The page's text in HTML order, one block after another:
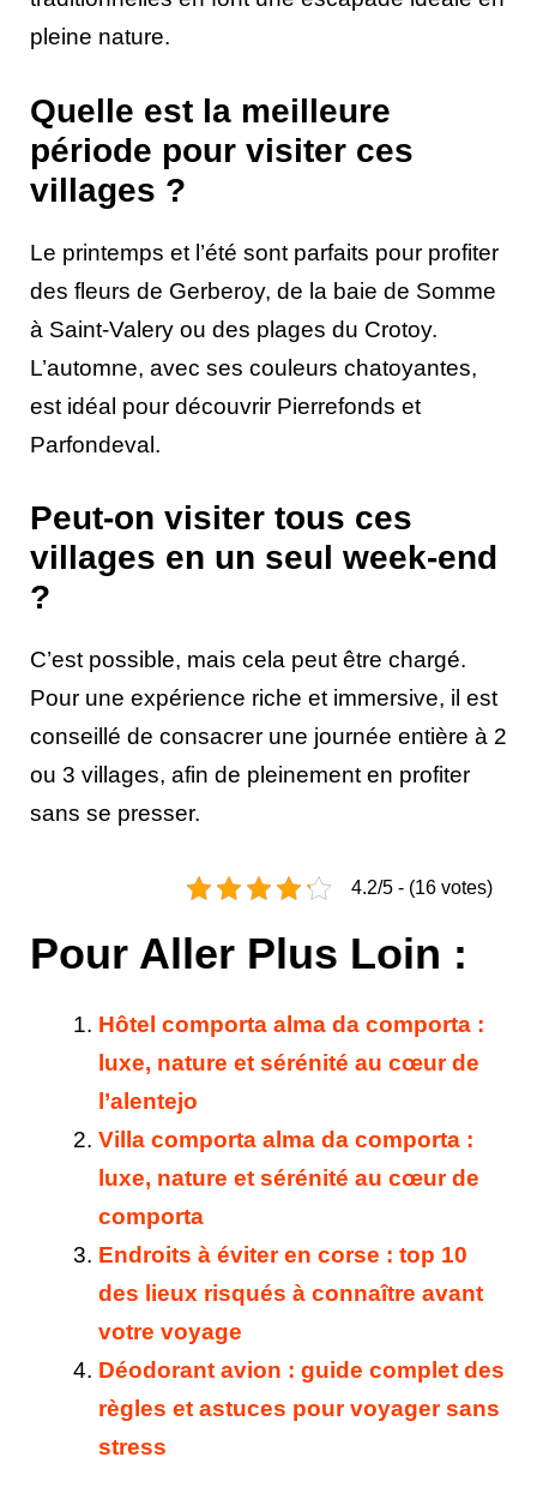
pleine nature.
Quelle est la meilleure
période pour visiter ces
villages ?
Le printemps et l’été sont parfaits pour profiter
des fleurs de Gerberoy, de la baie de Somme
à Saint-Valery ou des plages du Crotoy.
L’automne, avec ses couleurs chatoyantes,
est idéal pour découvrir Pierrefonds et
Parfondeval.
Peut-on visiter tous ces
villages en un seul week-end
?
C’est possible, mais cela peut être chargé.
Pour une expérience riche et immersive, il est
conseillé de consacrer une journée entière à 2
ou 3 villages, afin de pleinement en profiter
sans se presser.
4.2/5 - (16 votes)
Pour Aller Plus Loin :
Hôtel comporta alma da comporta :
luxe, nature et sérénité au cœur de
l’alentejo
Villa comporta alma da comporta :
luxe, nature et sérénité au cœur de
comporta
Endroits à éviter en corse : top 10
des lieux risqués à connaître avant
votre voyage
Déodorant avion : guide complet des
règles et astuces pour voyager sans
stress